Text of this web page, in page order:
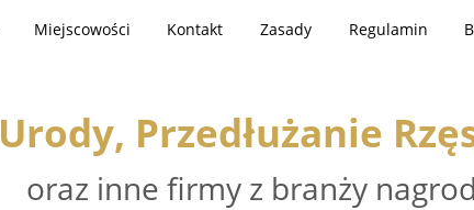
Miejscowości Kontakt Zasady Regulamin
Przedłużanie
oraz inne firmy z branży